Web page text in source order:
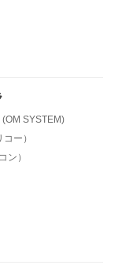
SYSTEM)
ー）
ン）